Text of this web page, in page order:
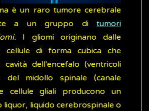
è un raro tumore cerebrale
a un gruppo di tumori
I gliomi originano dalle
cellule di forma cubica che
dell'encefalo (ventricoli
del midollo spinale (canale
cellule gliali producono un
liquor, liquido cerebrospinale o